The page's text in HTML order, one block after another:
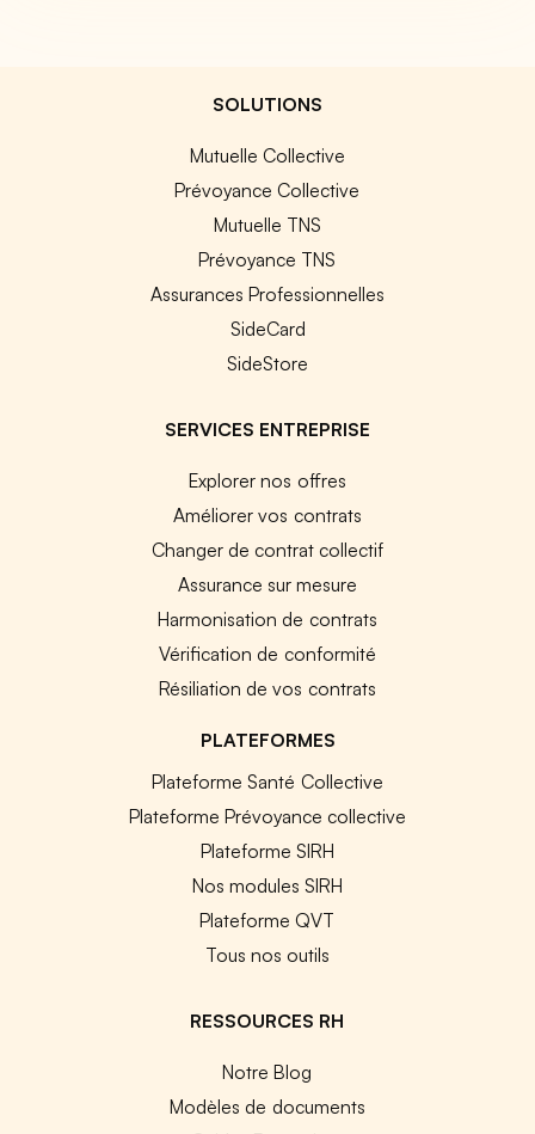
SOLUTIONS
Mutuelle Collective
Prévoyance Collective
Mutuelle TNS
Prévoyance TNS
Assurances Professionnelles
SideCard
SideStore
SERVICES ENTREPRISE
Explorer nos offres
Améliorer vos contrats
Changer de contrat collectif
Assurance sur mesure
Harmonisation de contrats
Vérification de conformité
Résiliation de vos contrats
PLATEFORMES
Plateforme Santé Collective
Plateforme Prévoyance collective
Plateforme SIRH
Nos modules SIRH
Plateforme QVT
Tous nos outils
RESSOURCES RH
Notre Blog
Modèles de documents